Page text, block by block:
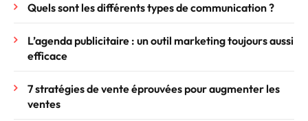
Quels sont les différents types de communication ?
L’agenda publicitaire : un outil marketing toujours aussi
efficace
7 stratégies de vente éprouvées pour augmenter les
ventes